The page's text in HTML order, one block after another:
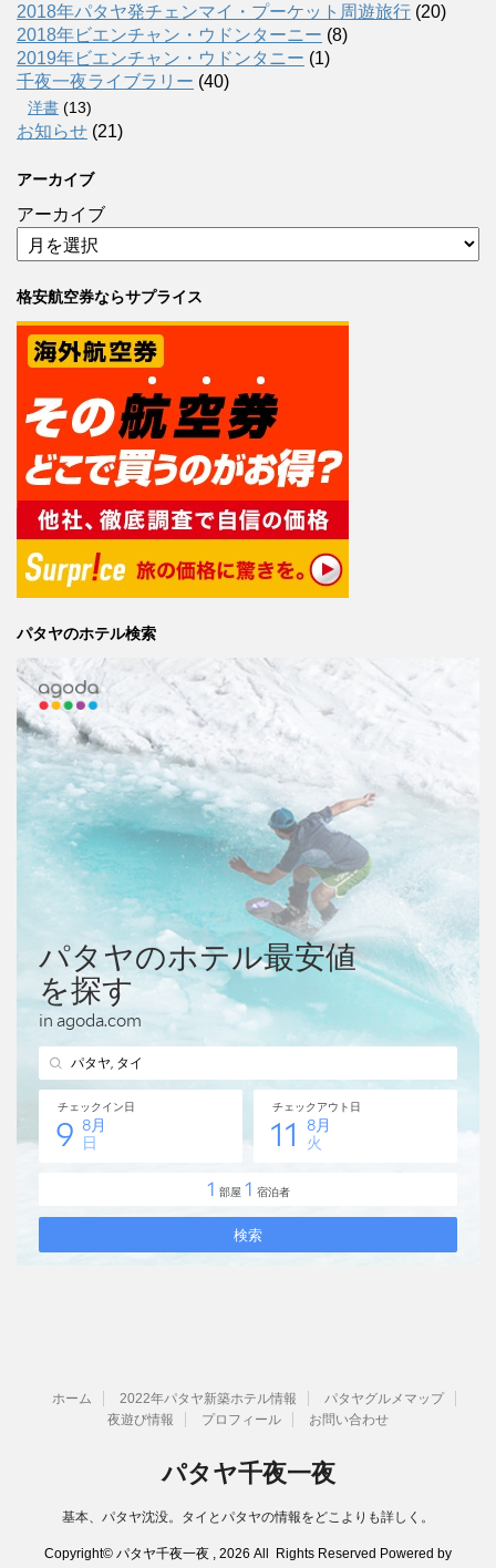
2018年パタヤ発チェンマイ・プーケット周遊旅行 (20)
2018年ビエンチャン・ウドンターニー (8)
2019年ビエンチャン・ウドンタニー (1)
千夜一夜ライブラリー (40)
洋書 (13)
お知らせ (21)
アーカイブ
アーカイブ
格安航空券ならサプライス
パタヤのホテル検索
ホーム 2022年パタヤ新築ホテル情報
パタヤグルメマップ
夜遊び情報
プロフィール お問い合わせ
パタヤ千夜一夜
基本、パタヤ沈没。タイとパタヤの情報をどこよりも詳しく。
Copyright© パタヤ千夜一夜 , 2026 All Rights Reserved Powered by